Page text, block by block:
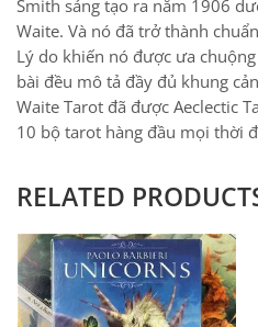
Smith sáng tạo ra năm 1906
Waite. Và nó đã trở thành
Lý do khiến nó được ưa
bài đều mô tả đầy đủ khung
Waite Tarot đã được Aeclectic
10 bộ tarot hàng đầu mọi thời
RELATED